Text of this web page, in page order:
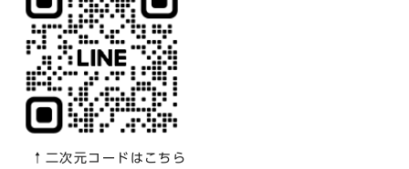
↑二次元コードはこちら